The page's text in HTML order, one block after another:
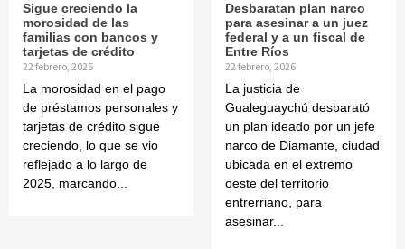
Sigue creciendo la
morosidad de las
familias con bancos y
tarjetas de crédito
22 febrero, 2026
La morosidad en el pago
de préstamos personales y
tarjetas de crédito sigue
creciendo, lo que se vio
reflejado a lo largo de
2025, marcando...
Desbaratan plan narco
para asesinar a un juez
federal y a un fiscal de
Entre Ríos
22 febrero, 2026
La justicia de
Gualeguaychú desbarató
un plan ideado por un jefe
narco de Diamante, ciudad
ubicada en el extremo
oeste del territorio
entrerriano, para
asesinar...